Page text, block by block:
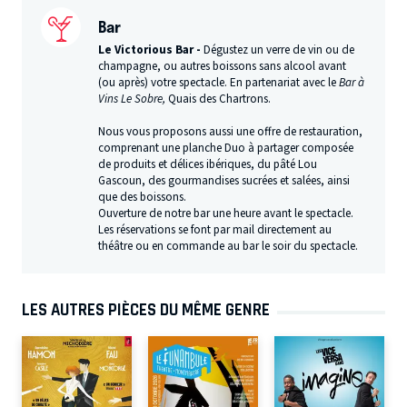
Bar
Le Victorious Bar -Dégustez un verre de vin ou de
champagne, ou autres boissons sans alcool avant
(ou après) votre spectacle. En partenariat avec leBar à
Vins Le Sobre, Quais des Chartrons.
Nous vous proposons aussi une offre de restauration,
comprenant une planche Duo à partager composée
de produits et délices ibériques, du pâté Lou
Gascoun, des gourmandises sucrées et salées, ainsi
que des boissons.
Ouverture de notre bar une heure avant le spectacle.
Les réservations se font par mail directement au
théâtre ou en commande au bar le soir du spectacle.
LES AUTRES PIÈCES DU MÊME GENRE